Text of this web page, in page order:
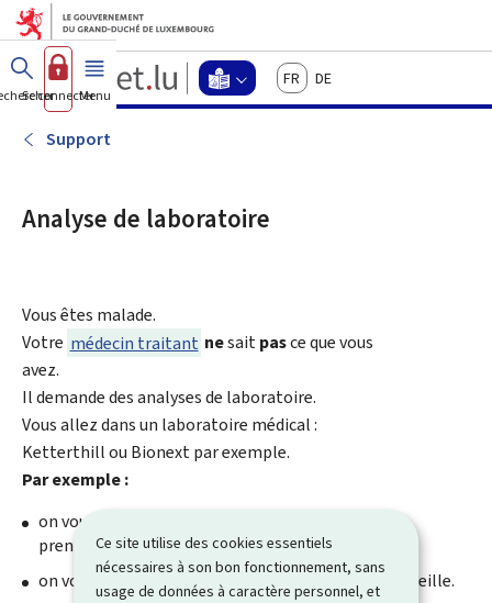
Ce site utilise des cookies essentiels
nécessaires à son bon fonctionnement, sans
usage de données à caractère personnel, et
Aller au menu principal
Aller au contenu
Guichet.lu
Changer
d'espace
actif
FrançaisDeutsch
Se connecterMenu principal
Support
Analyse de laboratoire
Vous êtes malade.
Votre médecin traitant nesaitpasce que vous
avez.
Il demande des analyses de laboratoire.
Vous allez dans un laboratoire médical :
Ketterthill ou Bionext par exemple.
Par exemple :
on vous fait une piqûre dans le bras pour vous
prendre un peu de sang
on vous demande de faire pipi dans une petite bouteille.